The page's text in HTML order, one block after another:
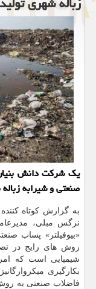
یک شرکت دانش
صنعتی و شیرابه
به گزارش کوتاه
نرگس مبلی،
«بیوفیلتر» پساب
روش های رایج در
شیمیایی است که
بکارگیری
فاضلاب صنعتی به